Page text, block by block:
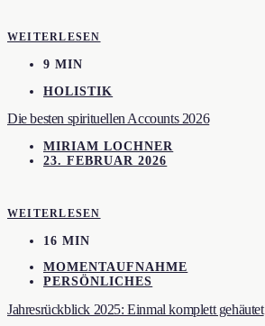
WEITERLESEN
9 MIN
HOLISTIK
Die besten spirituellen Accounts 2026
MIRIAM LOCHNER
23. FEBRUAR 2026
WEITERLESEN
16 MIN
MOMENTAUFNAHME
PERSÖNLICHES
Jahresrückblick 2025: Einmal komplett gehäutet